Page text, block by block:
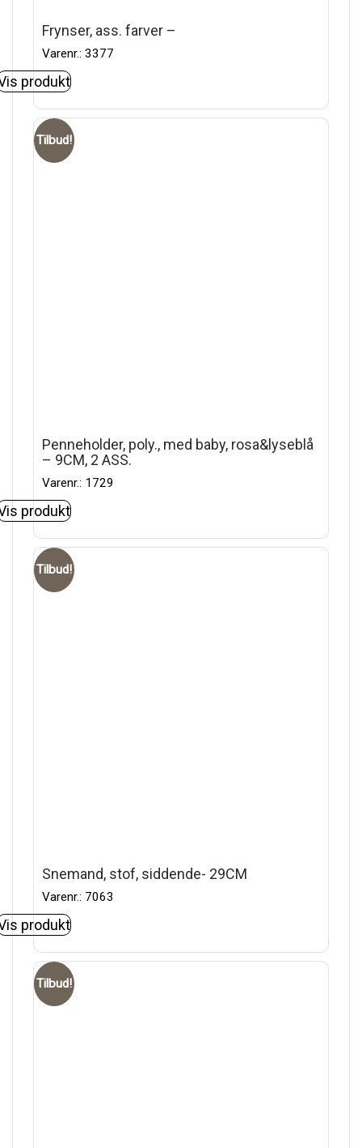
Frynser, ass. farver –
Varenr.: 3377
produkt
Tilbud!
Penneholder, poly., med baby, rosa&lyseblå
– 9CM, 2 ASS.
Varenr.: 1729
produkt
Tilbud!
Snemand, stof, siddende- 29CM
Varenr.: 7063
produkt
Tilbud!